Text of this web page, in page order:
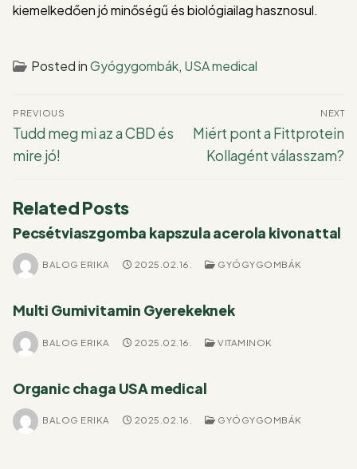
kiemelkedően jó minőségű és biológiailag hasznosul.
Posted inGyógygombák, USA medical
Bejegyzés
navigáció
PREVIOUS
Previous
post:
Tudd meg mi az a CBD és
mire jó!
NEXT
Next
post:
Miért pont a Fittprotein
Kollagént válasszam?
Related Posts
Pecsétviaszgomba kapszula acerola kivonattal
BALOG ERIKA 2025.02.16. GYÓGYGOMBÁK
Multi Gumivitamin Gyerekeknek
BALOG ERIKA 2025.02.16. VITAMINOK
Organic chaga USA medical
BALOG ERIKA 2025.02.16. GYÓGYGOMBÁK